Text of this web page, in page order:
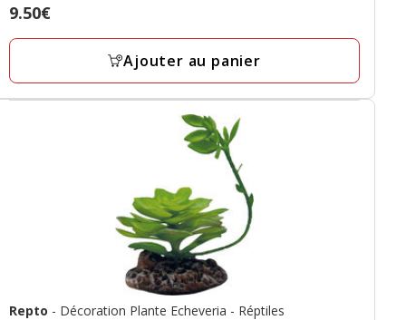
Prix
9.50€
9.50€
Ajouter au panier
Repto - Décoration Plante Echeveria - Réptiles